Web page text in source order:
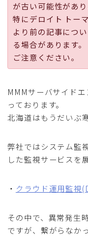
公式ページ
が古い可能性があ
特にデロイト トー
より前の記事につ
る場合があります。
ご注意ください。
MMMサーバサイド
っております。
北海道はもうだいぶ
弊社ではシステム監
した監視サービスを
・ クラウド運用監視
その中で、異常発生
ですが、繋がらなか